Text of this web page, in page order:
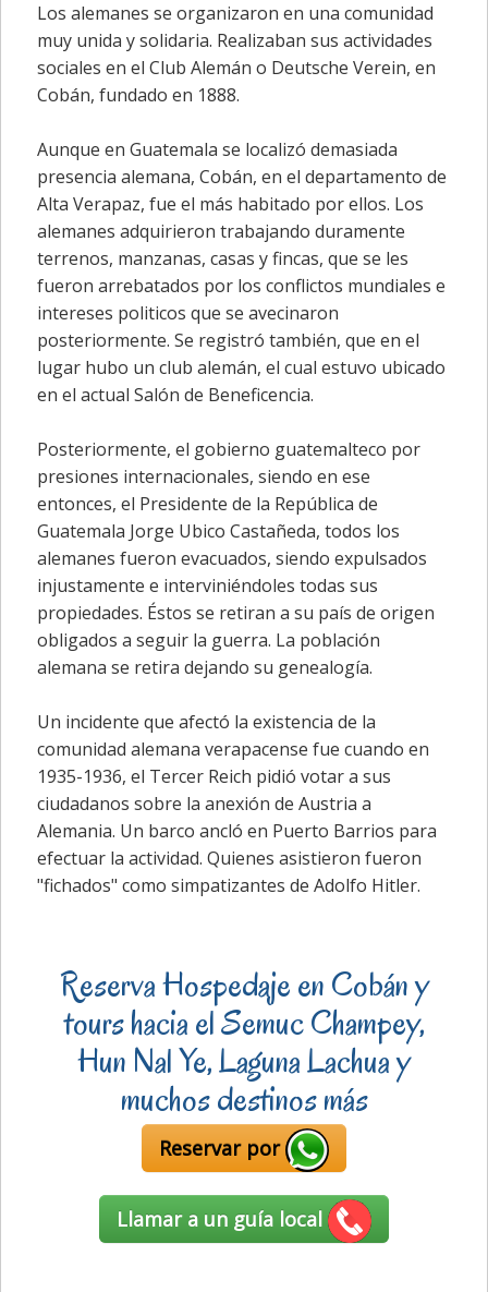
Los alemanes se organizaron en una comunidad
muy unida y solidaria. Realizaban sus actividades
sociales en el Club Alemán o Deutsche Verein, en
Cobán, fundado en 1888.
Aunque en Guatemala se localizó demasiada
presencia alemana, Cobán, en el departamento de
Alta Verapaz, fue el más habitado por ellos. Los
alemanes adquirieron trabajando duramente
terrenos, manzanas, casas y fincas, que se les
fueron arrebatados por los conflictos mundiales e
intereses politicos que se avecinaron
posteriormente. Se registró también, que en el
lugar hubo un club alemán, el cual estuvo ubicado
en el actual Salón de Beneficencia.
Posteriormente, el gobierno guatemalteco por
presiones internacionales, siendo en ese
entonces, el Presidente de la República de
Guatemala Jorge Ubico Castañeda, todos los
alemanes fueron evacuados, siendo expulsados
injustamente e interviniéndoles todas sus
propiedades. Éstos se retiran a su país de origen
obligados a seguir la guerra. La población
alemana se retira dejando su genealogía.
Un incidente que afectó la existencia de la
comunidad alemana verapacense fue cuando en
1935-1936, el Tercer Reich pidió votar a sus
ciudadanos sobre la anexión de Austria a
Alemania. Un barco ancló en Puerto Barrios para
efectuar la actividad. Quienes asistieron fueron
"fichados" como simpatizantes de Adolfo Hitler.
Reserva Hospedaje en Cobán y
tours hacia el Semuc Champey,
Hun Nal Ye, Laguna Lachua y
muchos destinos más
Reservar por
Llamar a un guía local